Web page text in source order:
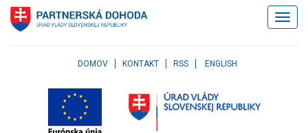
Klávesové
skratky
Skočiť
DOMOV KONTAKT RSS ENGLISH